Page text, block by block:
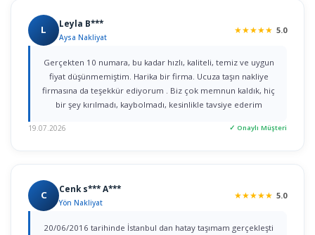
L Leyla B***
Aysa Nakliyat
★★★★★ 5.0
Gerçekten 10 numara, bu kadar hızlı, kaliteli, temiz ve uygun
fiyat düşünmemiştim. Harika bir firma. Ucuza taşın nakliye
firmasına da teşekkür ediyorum . Biz çok memnun kaldık, hiç
bir şey kırılmadı, kaybolmadı, kesinlikle tavsiye ederim
19.07.2026 ✓ Onaylı Müşteri
C Cenk s*** A***
Yön Nakliyat
★★★★★ 5.0
20/06/2016 tarihinde İstanbul dan hatay taşımam gerçekleşti